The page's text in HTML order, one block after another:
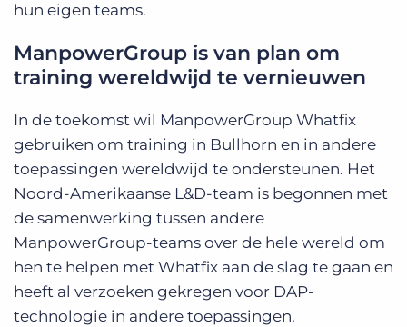
hun eigen teams.
ManpowerGroup is van plan om
training wereldwijd te vernieuwen
In de toekomst wil ManpowerGroup Whatfix
gebruiken om training in Bullhorn en in andere
toepassingen wereldwijd te ondersteunen. Het
Noord-Amerikaanse L&D-team is begonnen met
de samenwerking tussen andere
ManpowerGroup-teams over de hele wereld om
hen te helpen met Whatfix aan de slag te gaan en
heeft al verzoeken gekregen voor DAP-
technologie in andere toepassingen.